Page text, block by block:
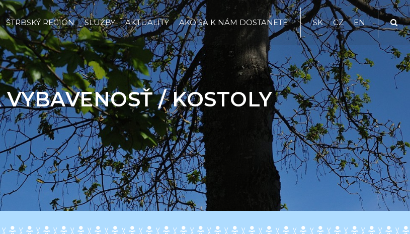
ŠTRBSKÝ REGIÓN SLUŽBY AKTUALITY AKO SA K NÁM DOSTANETE SK CZ EN
/ KOSTOLY